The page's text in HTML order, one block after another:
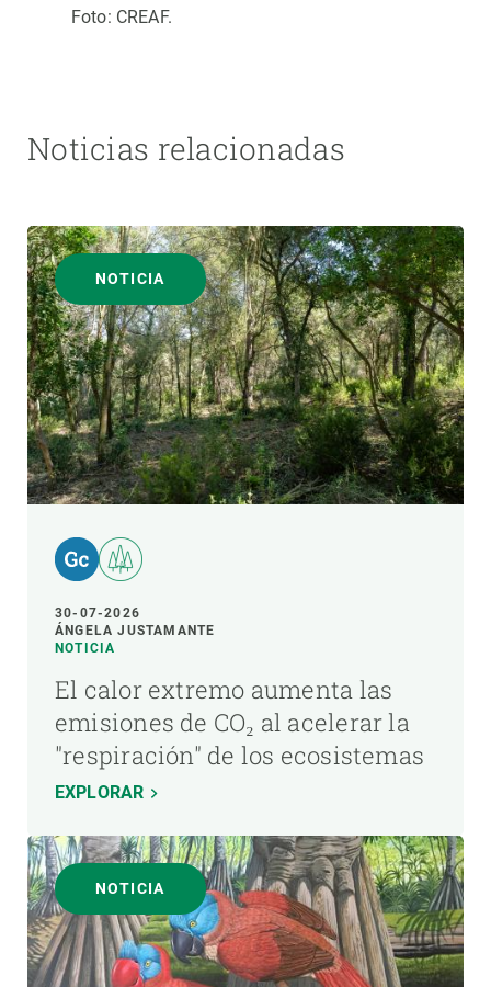
Foto: CREAF.
Noticias relacionadas
NOTICIA
30-07-2026
ÁNGELA JUSTAMANTE
NOTICIA
El calor extremo aumenta las
emisiones de CO₂ al acelerar la
"respiración" de los ecosistemas
EXPLORAR
NOTICIA